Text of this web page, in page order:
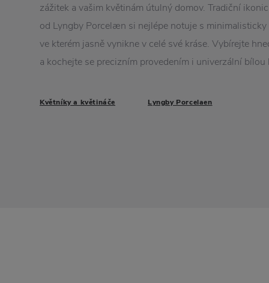
zážitek a vašim květinám útulný domov. Tradiční
od Lyngby Porcelæn si nejlépe notuje s minimalisticky
ve kterém jasně vynikne v celé své kráse. Vybírejte
a kochejte se precizním provedením i univerzální bílou
Květníky a květináče Lyngby Porcelaen